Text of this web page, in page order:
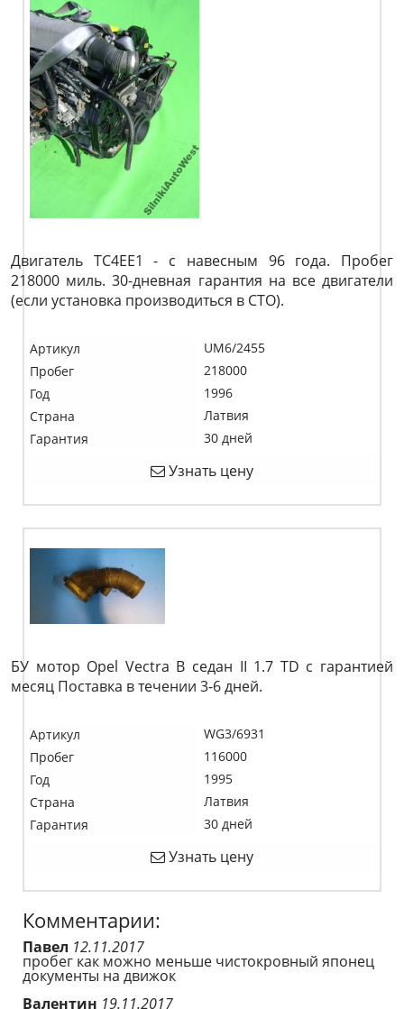
Двигатель TC4EE1 - с навесным 96 года. Пробег
218000 миль. 30-дневная гарантия на все двигатели
(если установка производиться в СТО).
Артикул
UM6/2455
Пробег
218000
Год
1996
Страна
Латвия
Гарантия
30 дней
Узнать цену
БУ мотор Opel Vectra B седан II 1.7 TD c гарантией
месяц Поставка в течении 3-6 дней.
Артикул
WG3/6931
Пробег
116000
Год
1995
Страна
Латвия
Гарантия
30 дней
Узнать цену
Комментарии:
Павел 12.11.2017
пробег как можно меньше чистокровный японец
документы на движок
Валентин 19.11.2017